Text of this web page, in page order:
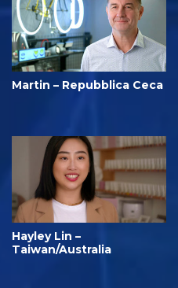
Martin – Repubblica Ceca
Hayley Lin –
Taiwan/Australia